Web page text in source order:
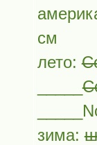
см
лето:
_____
зима: